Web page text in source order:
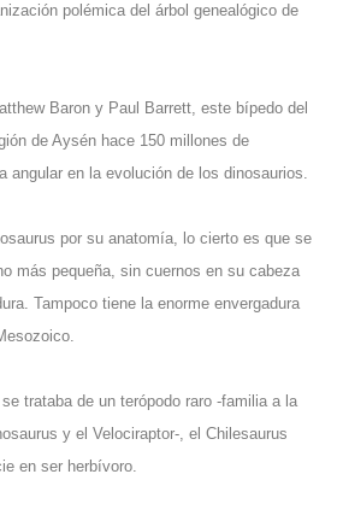
polémica del árbol genealógico de
Baron y Paul Barrett, este bípedo del
de Aysén hace 150 millones de
angular en la evolución de los dinosaurios.
por su anatomía, lo cierto es que se
más pequeña, sin cuernos en su cabeza
Tampoco tiene la enorme envergadura
trataba de un terópodo raro -familia a la
y el Velociraptor-, el Chilesaurus
en ser herbívoro.